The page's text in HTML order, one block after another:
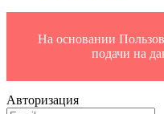
На основании
подачи на
Авторизация